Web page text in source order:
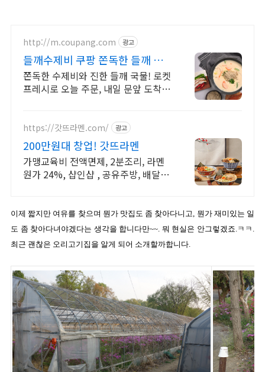
http://m.coupang.com 광고
들깨수제비 쿠팡 쫀독한 들깨 수
제비
쫀독한 수제비와 진한 들깨 국물! 로켓
프레시로 오늘 주문, 내일 문앞 도착.
https://갓뜨라멘.com/ 광고
200만원대 창업! 갓뜨라멘
가맹교육비 전액면제, 2분조리, 라멘
원가 24%, 샵인샵 , 공유주방, 배달전
이제 짧지만 여유를 찾으며 뭔가 맛집도 좀 찾아다니고, 뭔가 재미있는 일
도 좀 찾아다녀야겠다는 생각을 합니다만~~. 뭐 현실은 안그렇겠죠.ㅋㅋ.
최근 괜찮은 오리고기집을 알게 되어 소개할까합니다.